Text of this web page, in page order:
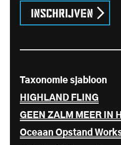
Inschrijven
Taxonomie sjabloon
HIGHLAND FLING
GEEN ZALM MEER IN
Oceaan Opstand